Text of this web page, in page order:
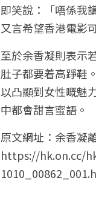
即笑說：「唔係我
至於余香凝則表示
肚子都要着高踭鞋
以凸顯到女性嘅魅
中都會甜言蜜語。
原文網址：余香凝
https://hk.on.cc/